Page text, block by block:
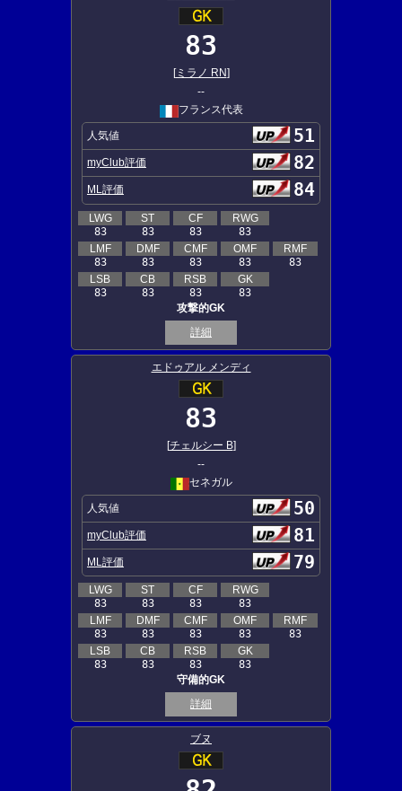
83
[ミラノ RN]
--
フランス代表
人気値 51
myClub評価 82
ML評価 84
LWG
83
ST
83
CF
83
RWG
83
LMF
83
DMF
83
CMF
83
OMF
83
RMF
83
LSB
83
CB
83
RSB
83
GK
83
攻撃的GK
詳細
エドゥアル メンディ
83
[チェルシー B]
--
セネガル
人気値 50
myClub評価 81
ML評価 79
LWG
83
ST
83
CF
83
RWG
83
LMF
83
DMF
83
CMF
83
OMF
83
RMF
83
LSB
83
CB
83
RSB
83
GK
83
守備的GK
詳細
ブヌ